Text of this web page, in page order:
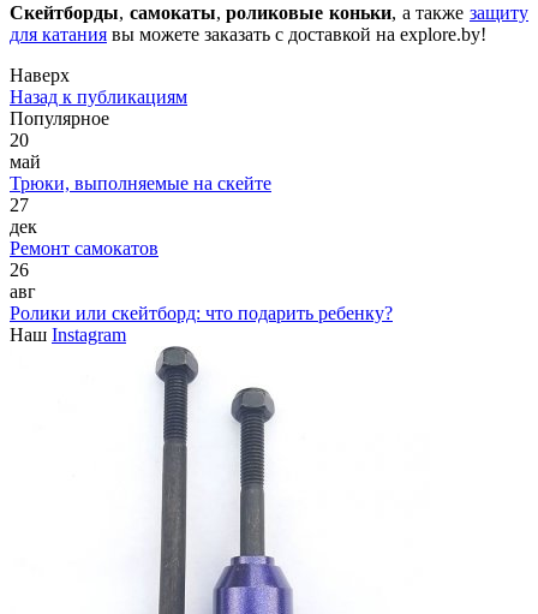
Скейтборды, самокаты,роликовые коньки, а такжезащиту
для катания вы можете заказать с доставкой на explore.by!
Наверх
Назад к публикациям
Популярное
20
май
Трюки, выполняемые на скейте
27
дек
Ремонт самокатов
26
авг
Ролики или скейтборд: что подарить ребенку?
Наш Instagram